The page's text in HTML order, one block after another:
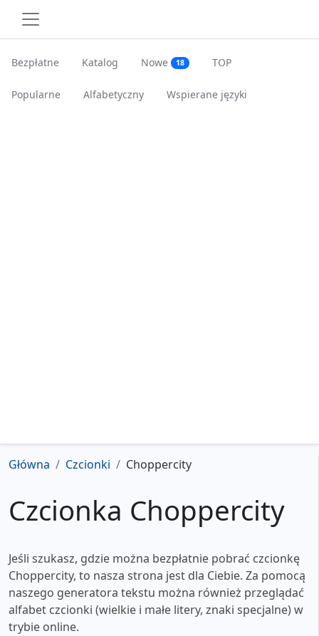
Bezpłatne Katalog Nowe 18 TOP
Popularne Alfabetyczny Wspierane języki
Główna Czcionki Choppercity
Czcionka Choppercity
Jeśli szukasz, gdzie można bezpłatnie pobrać czcionkę
Choppercity, to nasza strona jest dla Ciebie. Za pomocą
naszego generatora tekstu można również przeglądać
alfabet czcionki (wielkie i małe litery, znaki specjalne) w
trybie online.